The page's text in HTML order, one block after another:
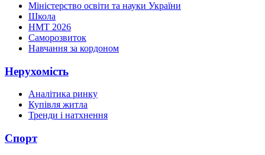
Міністерство освіти та науки України
Школа
НМТ 2026
Саморозвиток
Навчання за кордоном
Нерухомість
Аналітика ринку
Купівля житла
Тренди і натхнення
Спорт